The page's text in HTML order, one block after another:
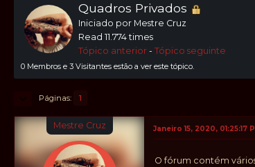
Quadros Privados
Iniciado por Mestre Cruz
Read 11.774 times
Tópico anterior - Tópico seguinte
0 Membros e 3 Visitantes estão a ver este tópico.
Páginas 1
Mestre Cruz Janeiro 15, 2020, 01:25:17
O fórum contém